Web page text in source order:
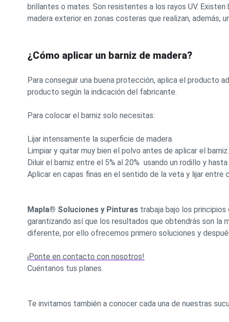
brillantes o mates. Son resistentes a los rayos UV.
madera exterior en zonas costeras que realizan, además,
¿Cómo aplicar un barniz de madera?
Para conseguir una buena protección, aplica el producto
producto según la indicación del fabricante.
Para colocar el barniz solo necesitas:
Lijar intensamente la superficie de madera.
Limpiar y quitar muy bien el polvo antes de aplicar el barniz.
Diluir el barniz entre el 5% al 20% usando un rodillo y hasta
Aplicar en capas finas en el sentido de la veta y lijar entre
Mapla® Soluciones y Pinturas trabaja bajo los
garantizando así que los resultados que obtendrás son la
diferente, por ello ofrecemos primero soluciones y
¡Ponte en contacto con nosotros!
Cuéntanos tus planes.
Te invitamos también a conocer cada una de nuestras